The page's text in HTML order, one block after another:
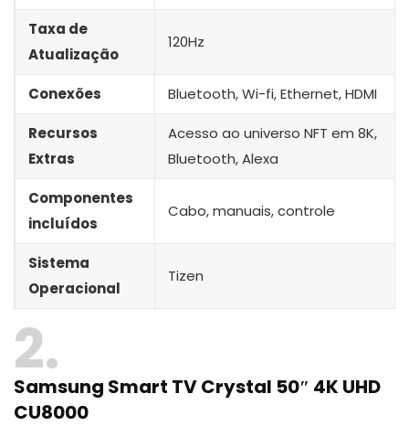
Taxa de
Atualização
120Hz
Conexões Bluetooth, Wi-fi, Ethernet, HDMI
Recursos
Extras
Acesso ao universo NFT em 8K,
Bluetooth, Alexa
Componentes
incluídos
Cabo, manuais, controle
Sistema
Operacional
Tizen
2
Samsung Smart TV Crystal 50″ 4K UHD
CU8000